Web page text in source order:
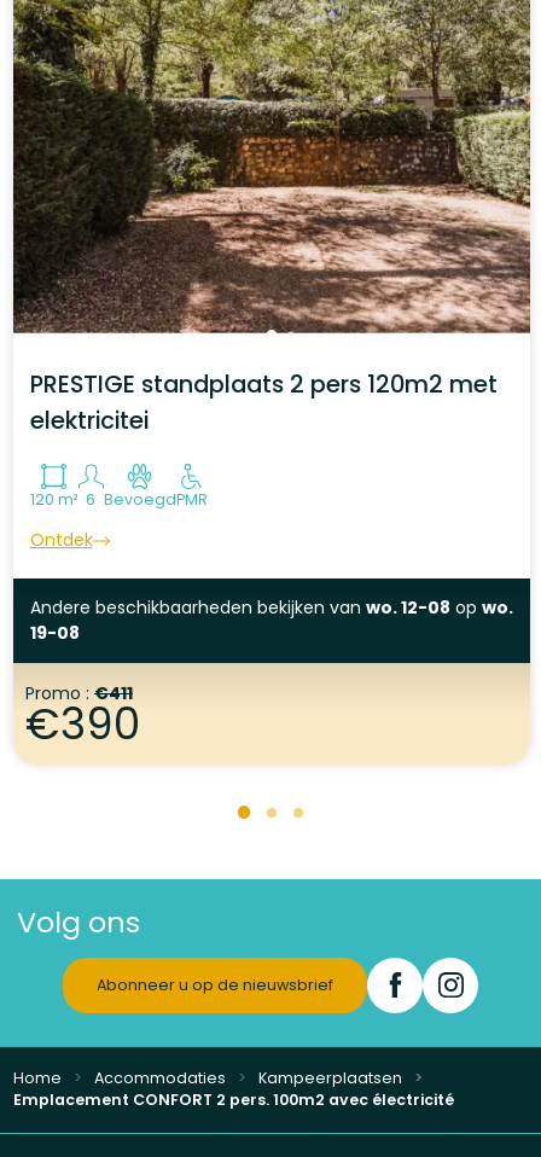
PRESTIGE standplaats 2 pers 120m2 met
elektricitei
120 m² 6 BevoegdPMR
Ontdek
Andere beschikbaarheden bekijken van wo. 12-08 op wo.
19-08
Promo : €411
€390
Volg ons
Abonneer u op de nieuwsbrief
Home Accommodaties
Kampeerplaatsen
Emplacement CONFORT 2 pers. 100m2 avec électricité